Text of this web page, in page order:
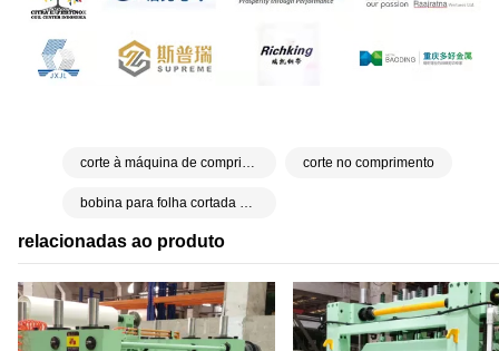
relacionadas ao produto
corte à máquina de comprimento corte no comprimento
bobina para folha cortada à máquina de comprimento